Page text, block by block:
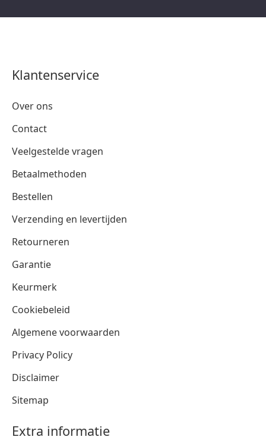
Klantenservice
Over ons
Contact
Veelgestelde vragen
Betaalmethoden
Bestellen
Verzending en levertijden
Retourneren
Garantie
Keurmerk
Cookiebeleid
Algemene voorwaarden
Privacy Policy
Disclaimer
Sitemap
Extra informatie